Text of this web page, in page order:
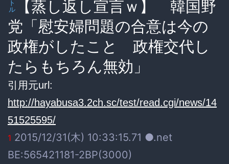
ト
ル
【蒸し返し宣言ｗ】 韓国野
党「慰安婦問題の合意は今の
政権がしたこと 政権交代し
たらもちろん無効」
引用元url:
http://hayabusa3.2ch.sc/test/read.cgi/news/14
51525595/
1 2015/12/31(木) 10:33:15.71 ●.net
BE:565421181-2BP(3000)